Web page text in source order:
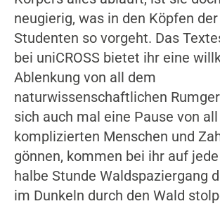
neugierig, was in den Köpfen
Studenten so vorgeht. Das
bei uniCROSS bietet ihr eine
Ablenkung von all dem
naturwissenschaftlichen
sich auch mal eine Pause von
komplizierten Menschen und
gönnen, kommen bei ihr auf
halbe Stunde Waldspaziergang
im Dunkeln durch den Wald